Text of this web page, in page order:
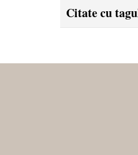
Citate cu